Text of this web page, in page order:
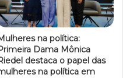
na política:
Dama Mônica
destaca o papel das
na política em